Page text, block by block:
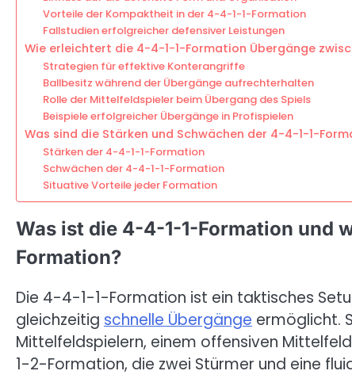
Vorteile der Kompaktheit in der 4-4-1-1-Formation
Fallstudien erfolgreicher defensiver Leistungen
Wie erleichtert die 4-4-1-1-Formation Übergänge
Strategien für effektive Konterangriffe
Ballbesitz während der Übergänge aufrechterhalten
Rolle der Mittelfeldspieler beim Übergang des Spiels
Beispiele erfolgreicher Übergänge in Profispielen
Was sind die Stärken und Schwächen der 4-4-1-1-
Stärken der 4-4-1-1-Formation
Schwächen der 4-4-1-1-Formation
Situative Vorteile jeder Formation
Was ist die 4-4-1-1-Formation und
Formation?
Die 4-4-1-1-Formation ist ein taktisches
gleichzeitig schnelle Übergänge ermöglicht.
Mittelfeldspielern, einem offensiven
1-2-Formation, die zwei Stürmer und eine